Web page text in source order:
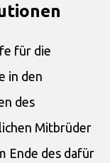
für die
in den
des
Mitbrüder
Ende des dafür